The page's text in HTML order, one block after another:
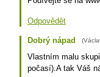
Odpovědět
Dobrý nápad (
Vlastním malu
počasí).A tak Váš